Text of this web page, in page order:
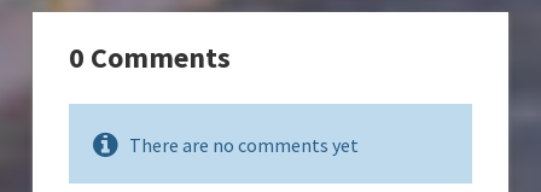
0 Comments
There are no comments yet